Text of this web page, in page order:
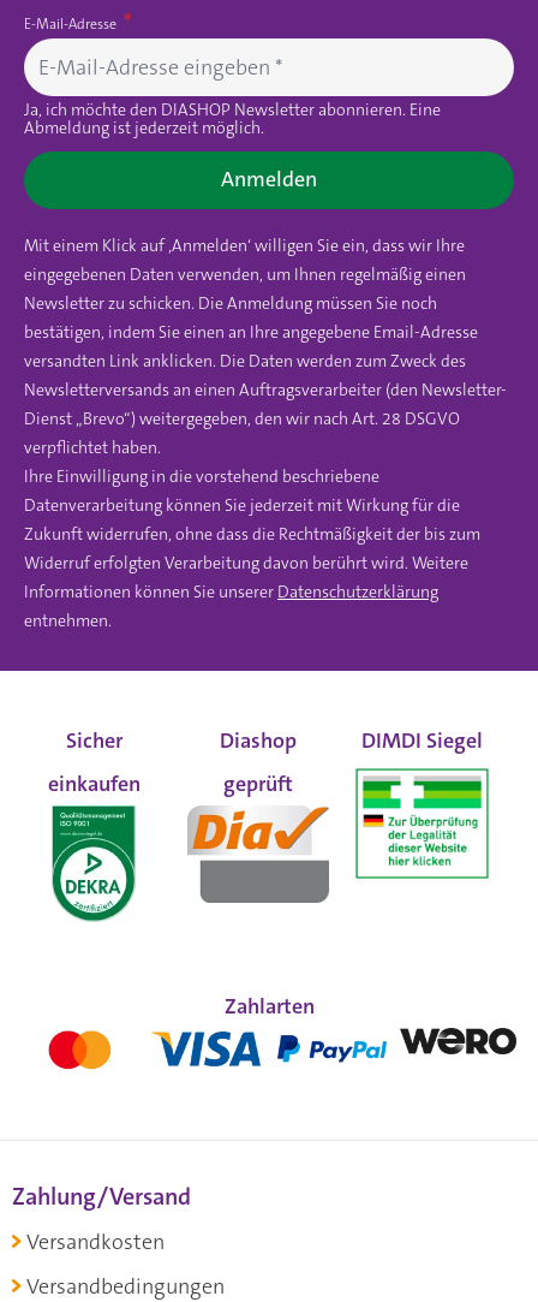
E-Mail-Adresse
Ja, ich möchte den DIASHOP Newsletter abonnieren. Eine
Abmeldung ist jederzeit möglich.
Anmelden
Mit einem Klick auf ‚Anmelden‘ willigen Sie ein, dass wir Ihre
eingegebenen Daten verwenden, um Ihnen regelmäßig einen
Newsletter zu schicken. Die Anmeldung müssen Sie noch
bestätigen, indem Sie einen an Ihre angegebene Email-Adresse
versandten Link anklicken. Die Daten werden zum Zweck des
Newsletterversands an einen Auftragsverarbeiter (den Newsletter-
Dienst „Brevo“) weitergegeben, den wir nach Art. 28 DSGVO
verpflichtet haben.
Ihre Einwilligung in die vorstehend beschriebene
Datenverarbeitung können Sie jederzeit mit Wirkung für die
Zukunft widerrufen, ohne dass die Rechtmäßigkeit der bis zum
Widerruf erfolgten Verarbeitung davon berührt wird. Weitere
Informationen können Sie unserer Datenschutzerklärung
entnehmen.
Sicher
einkaufen
Diashop
geprüft
DIMDI Siegel
Zahlarten
Zahlung/Versand
Versandkosten
Versandbedingungen